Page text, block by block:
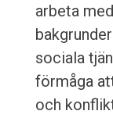
arbeta
sociala
förmåga
och